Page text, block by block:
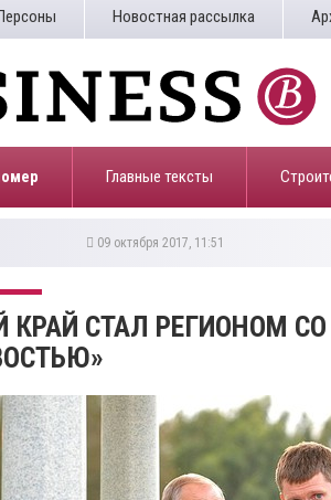
Новостная рассылка
Главные тексты
09 октября 2017, 11:51
КРАЙ СТАЛ РЕГИОНОМ СО